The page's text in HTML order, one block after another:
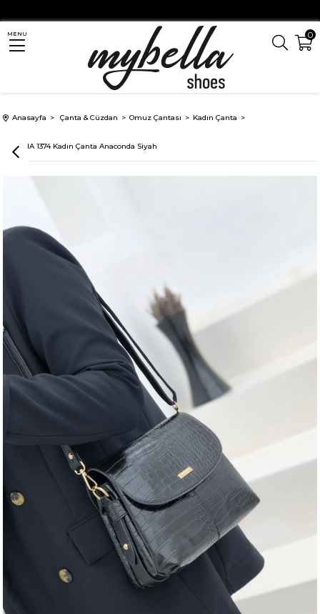
MENU 0
Anasayfa Çanta & Cüzdan Omuz Çantası Kadın Çanta
VARONA 1374 Kadın Çanta Anaconda Siyah